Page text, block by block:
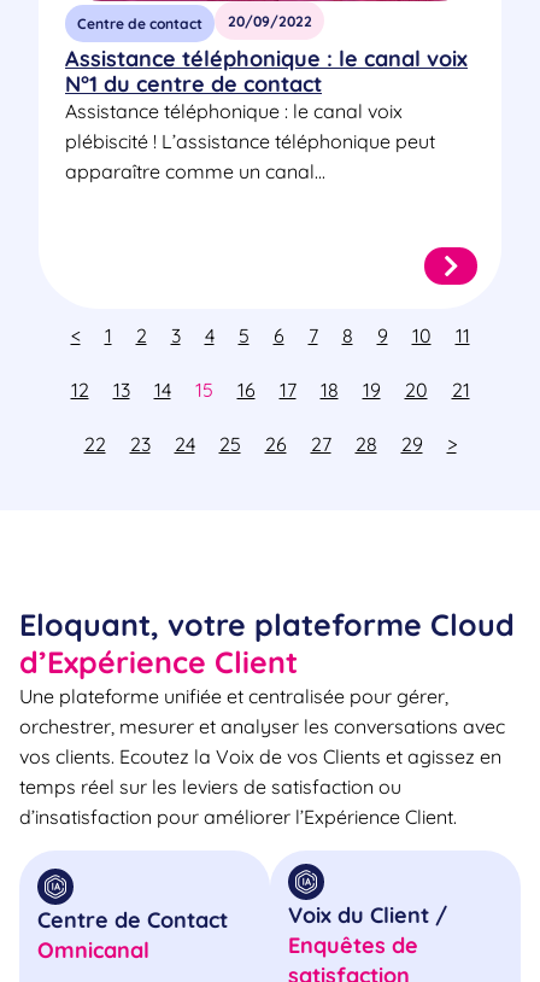
Centre de contact 20/09/2022
Assistance téléphonique : le canal voix
N°1 du centre de contact
Assistance téléphonique : le canal voix
plébiscité ! L’assistance téléphonique peut
apparaître comme un canal...
< 1 2 3 4 5 6 7 8 9 10 11
12 13 14 15 16 17 18 19 20 21
22 23 24 25 26 27 28 29 >
Eloquant, votre plateforme Cloud
d’Expérience Client
Une plateforme unifiée et centralisée pour gérer,
orchestrer, mesurer et analyser les conversations avec
vos clients. Ecoutez la Voix de vos Clients et agissez en
temps réel sur les leviers de satisfaction ou
d’insatisfaction pour améliorer l’Expérience Client.
Centre de Contact
Omnicanal
Voix du Client /
Enquêtes de
satisfaction